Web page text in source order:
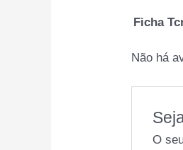
Ficha
Não há
O